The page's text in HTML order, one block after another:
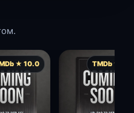
★ 10.0 TMDb ★